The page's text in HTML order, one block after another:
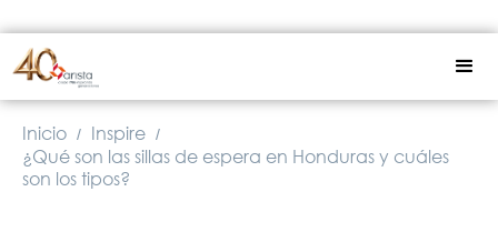
Inicio / Inspire /
¿Qué son las sillas de espera en Honduras y cuáles
son los tipos?